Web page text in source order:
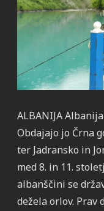
ALBANIJA
Obdajajo jo Črna
ter Jadransko in
med 8. in 11.
albanščini se
dežela orlov. Prav